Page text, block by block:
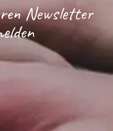
Newsletter